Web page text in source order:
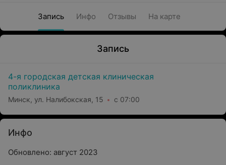
Запись Инфо Отзывы На карте
Запись
4-я городская детская клиническая
поликлиника
Минск, ул. Налибокская, 15 с 07:00
Инфо
Обновлено: август 2023